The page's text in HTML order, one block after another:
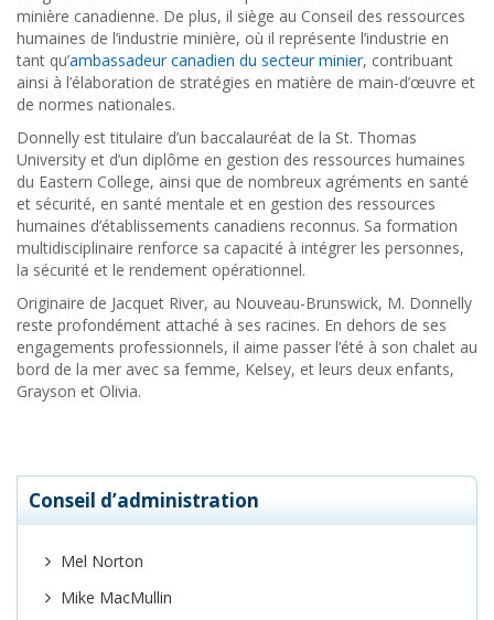
minière canadienne. De plus, il siège au Conseil des ressources
humaines de l’industrie minière, où il représente l’industrie en
tant qu’ambassadeur canadien du secteur minier, contribuant
ainsi à l’élaboration de stratégies en matière de main-d’œuvre et
de normes nationales.
Donnelly est titulaire d’un baccalauréat de la St. Thomas
University et d’un diplôme en gestion des ressources humaines
du Eastern College, ainsi que de nombreux agréments en santé
et sécurité, en santé mentale et en gestion des ressources
humaines d’établissements canadiens reconnus. Sa formation
multidisciplinaire renforce sa capacité à intégrer les personnes,
la sécurité et le rendement opérationnel.
Originaire de Jacquet River, au Nouveau-Brunswick, M. Donnelly
reste profondément attaché à ses racines. En dehors de ses
engagements professionnels, il aime passer l’été à son chalet au
bord de la mer avec sa femme, Kelsey, et leurs deux enfants,
Grayson et Olivia.
Conseil d’administration
Mel Norton
Mike MacMullin